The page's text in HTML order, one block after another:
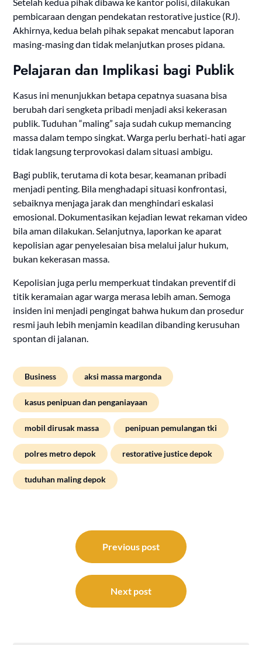
pembicaraan dengan pendekatan restorative justice (RJ).
Akhirnya, kedua belah pihak sepakat mencabut laporan
masing-masing dan tidak melanjutkan proses pidana.
Pelajaran dan Implikasi bagi Publik
Kasus ini menunjukkan betapa cepatnya suasana bisa
berubah dari sengketa pribadi menjadi aksi kekerasan
publik. Tuduhan “maling” saja sudah cukup memancing
massa dalam tempo singkat. Warga perlu berhati-hati agar
tidak langsung terprovokasi dalam situasi ambigu.
Bagi publik, terutama di kota besar, keamanan pribadi
menjadi penting. Bila menghadapi situasi konfrontasi,
sebaiknya menjaga jarak dan menghindari eskalasi
emosional. Dokumentasikan kejadian lewat rekaman video
bila aman dilakukan. Selanjutnya, laporkan ke aparat
kepolisian agar penyelesaian bisa melalui jalur hukum,
bukan kekerasan massa.
Kepolisian juga perlu memperkuat tindakan preventif di
titik keramaian agar warga merasa lebih aman. Semoga
insiden ini menjadi pengingat bahwa hukum dan prosedur
resmi jauh lebih menjamin keadilan dibanding kerusuhan
spontan di jalanan.
Business aksi massa margonda
kasus penipuan dan penganiayaan
mobil dirusak massa penipuan pemulangan tki
polres metro depok restorative justice depok
tuduhan maling depok
navigation
Previous post
Next post